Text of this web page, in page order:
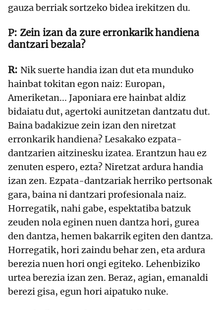
gauza berriak sortzeko bidea irekitzen du.
Zein izan da zure erronkarik handiena
dantzari bezala?
Nik suerte handia izan dut eta munduko
hainbat tokitan egon naiz: Europan,
Ameriketan... Japoniara ere hainbat aldiz
bidaiatu dut, agertoki aunitzetan dantzatu dut.
Baina badakizue zein izan den niretzat
erronkarik handiena? Lesakako ezpata-
dantzarien aitzinesku izatea. Erantzun hau ez
zenuten espero, ezta? Niretzat ardura handia
izan zen. Ezpata-dantzariak herriko pertsonak
gara, baina ni dantzari profesionala naiz.
Horregatik, nahi gabe, espektatiba batzuk
zeuden nola eginen nuen dantza hori, gurea
den dantza, hemen bakarrik egiten den dantza.
Horregatik, hori zaindu behar zen, eta ardura
berezia nuen hori ongi egiteko. Lehenbiziko
urtea berezia izan zen. Beraz, agian, emanaldi
berezi gisa, egun hori aipatuko nuke.